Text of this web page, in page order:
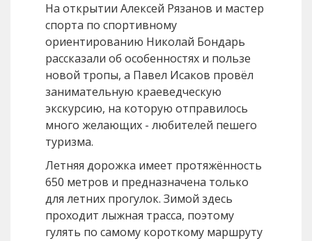
На открытии Алексей Рязанов и мастер
спорта по спортивному
ориентированию Николай Бондарь
рассказали об особенностях и пользе
новой тропы, а Павел Исаков провёл
занимательную краеведческую
экскурсию, на которую отправилось
много желающих - любителей пешего
туризма.
Летняя дорожка имеет протяжённость
650 метров и предназначена только
для летних прогулок. Зимой здесь
проходит лыжная трасса, поэтому
гулять по самому короткому маршруту